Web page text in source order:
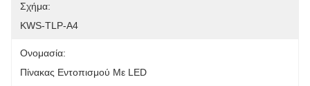
Σχήμα:
KWS-TLP-A4
Ονομασία:
Πίνακας Εντοπισμού Με LED